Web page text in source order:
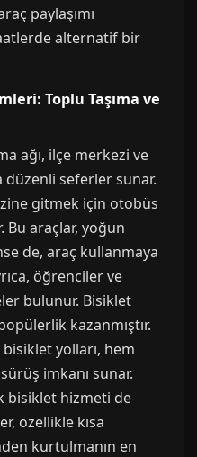
paylaşımı
alternatif bir
Toplu Taşıma ve
ağı, ilçe merkezi ve
düzenli seferler sunar.
gitmek için otobüs
Bu araçlar, yoğun
de, araç kullanmaya
öğrenciler ve
bulunur. Bisiklet
kazanmıştır.
yolları, hem
imkanı sunar.
bisiklet hizmeti de
özellikle kısa
kurtulmanın en